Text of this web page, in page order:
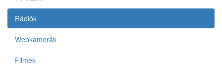
Rádiók
Webkamerák
Filmek